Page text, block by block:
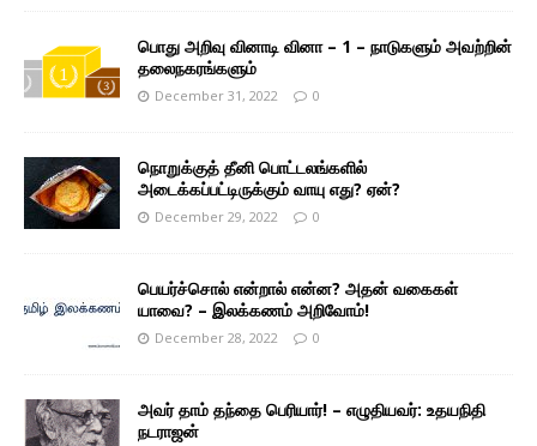
பொது அறிவு வினாடி வினா – 1 – நாடுகளும் அவற்றின்
தலைநகரங்களும்
December 31, 2022 0
நொறுக்குத் தீனி பொட்டலங்களில்
அடைக்கப்பட்டிருக்கும் வாயு எது? ஏன்?
December 29, 2022 0
பெயர்ச்சொல் என்றால் என்ன? அதன் வகைகள்
யாவை? – இலக்கணம் அறிவோம்!
December 28, 2022 0
அவர் தாம் தந்தை பெரியார்! – எழுதியவர்: உதயநிதி
நடராஜன்